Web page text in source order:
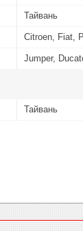
Тайвань
Citroen, Fiat,
Jumper,
Тайвань